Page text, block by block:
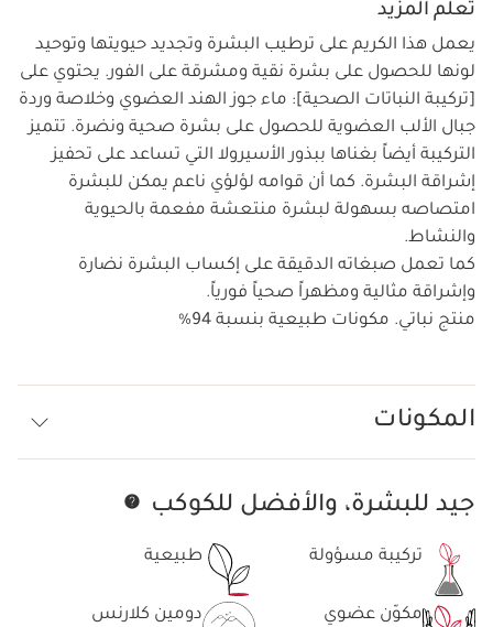
تعلم المزيد
يعمل هذا الكريم على ترطيب البشرة وتجديد حيويتها وتوحيد
لونها للحصول على بشرة نقية ومشرقة على الفور. يحتوي على
[تركيبة النباتات الصحية]: ماء جوز الهند العضوي وخلاصة وردة
جبال الألب العضوية للحصول على بشرة صحية ونضرة. تتميز
التركيبة أيضاً بغناها ببذور الأسيرولا التي تساعد على تحفيز
إشراقة البشرة. كما أن قوامه لؤلؤي ناعم يمكن للبشرة
امتصاصه بسهولة لبشرة منتعشة مفعمة بالحيوية
والنشاط.
كما تعمل صبغاته الدقيقة على إكساب البشرة نضارة
وإشراقة مثالية ومظهراً صحياً فورياً.
منتج نباتي. مكونات طبيعية بنسبة 94%
المكونات
تخط إلى المحتوى جيد للبشرة، والأفضل للكوكب
تركيبة مسؤولة طبيعية
مكوّن عضوي دومين كلارنس